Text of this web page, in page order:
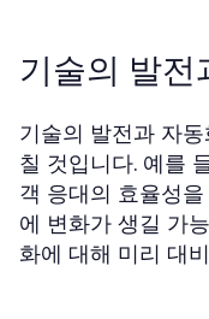
기술의 발
기술의 발전과 자
칠 것입니다. 예를
객 응대의 효율성
에 변화가 생길 가
화에 대해 미리 대